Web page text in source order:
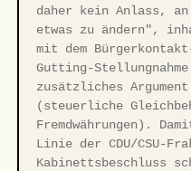
daher kein Anlass, an
etwas zu ändern",
mit dem
Gutting-
zusätzliches
(steuerliche
Fremdwährungen).
Linie der CDU/CSU-
Kabinettsbeschluss